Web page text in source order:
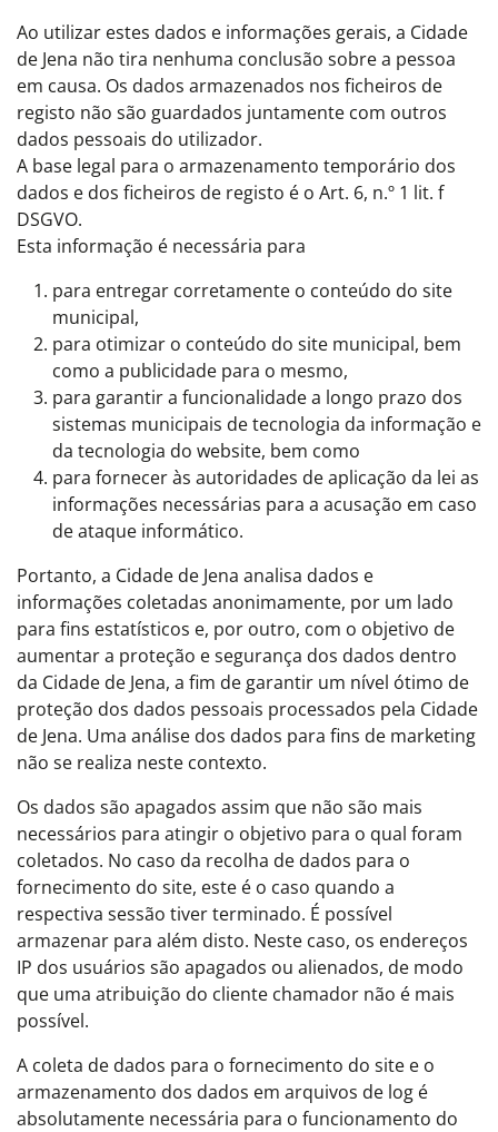
Ao utilizar estes dados e informações gerais, a Cidade
de Jena não tira nenhuma conclusão sobre a pessoa
em causa. Os dados armazenados nos ficheiros de
registo não são guardados juntamente com outros
dados pessoais do utilizador.
A base legal para o armazenamento temporário dos
dados e dos ficheiros de registo é o Art. 6, n.º 1 lit. f
DSGVO.
Esta informação é necessária para
para entregar corretamente o conteúdo do site
municipal,
para otimizar o conteúdo do site municipal, bem
como a publicidade para o mesmo,
para garantir a funcionalidade a longo prazo dos
sistemas municipais de tecnologia da informação e
da tecnologia do website, bem como
para fornecer às autoridades de aplicação da lei as
informações necessárias para a acusação em caso
de ataque informático.
Portanto, a Cidade de Jena analisa dados e
informações coletadas anonimamente, por um lado
para fins estatísticos e, por outro, com o objetivo de
aumentar a proteção e segurança dos dados dentro
da Cidade de Jena, a fim de garantir um nível ótimo de
proteção dos dados pessoais processados pela Cidade
de Jena. Uma análise dos dados para fins de marketing
não se realiza neste contexto.
Os dados são apagados assim que não são mais
necessários para atingir o objetivo para o qual foram
coletados. No caso da recolha de dados para o
fornecimento do site, este é o caso quando a
respectiva sessão tiver terminado. É possível
armazenar para além disto. Neste caso, os endereços
IP dos usuários são apagados ou alienados, de modo
que uma atribuição do cliente chamador não é mais
possível.
A coleta de dados para o fornecimento do site e o
armazenamento dos dados em arquivos de log é
absolutamente necessária para o funcionamento do